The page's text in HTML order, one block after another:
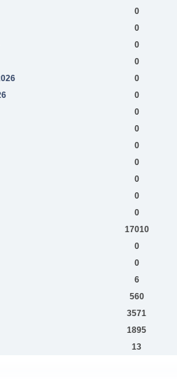
0
0
0
0
0
0
0
0
0
0
0
0
0
17010
0
0
6
560
3571
1895
13